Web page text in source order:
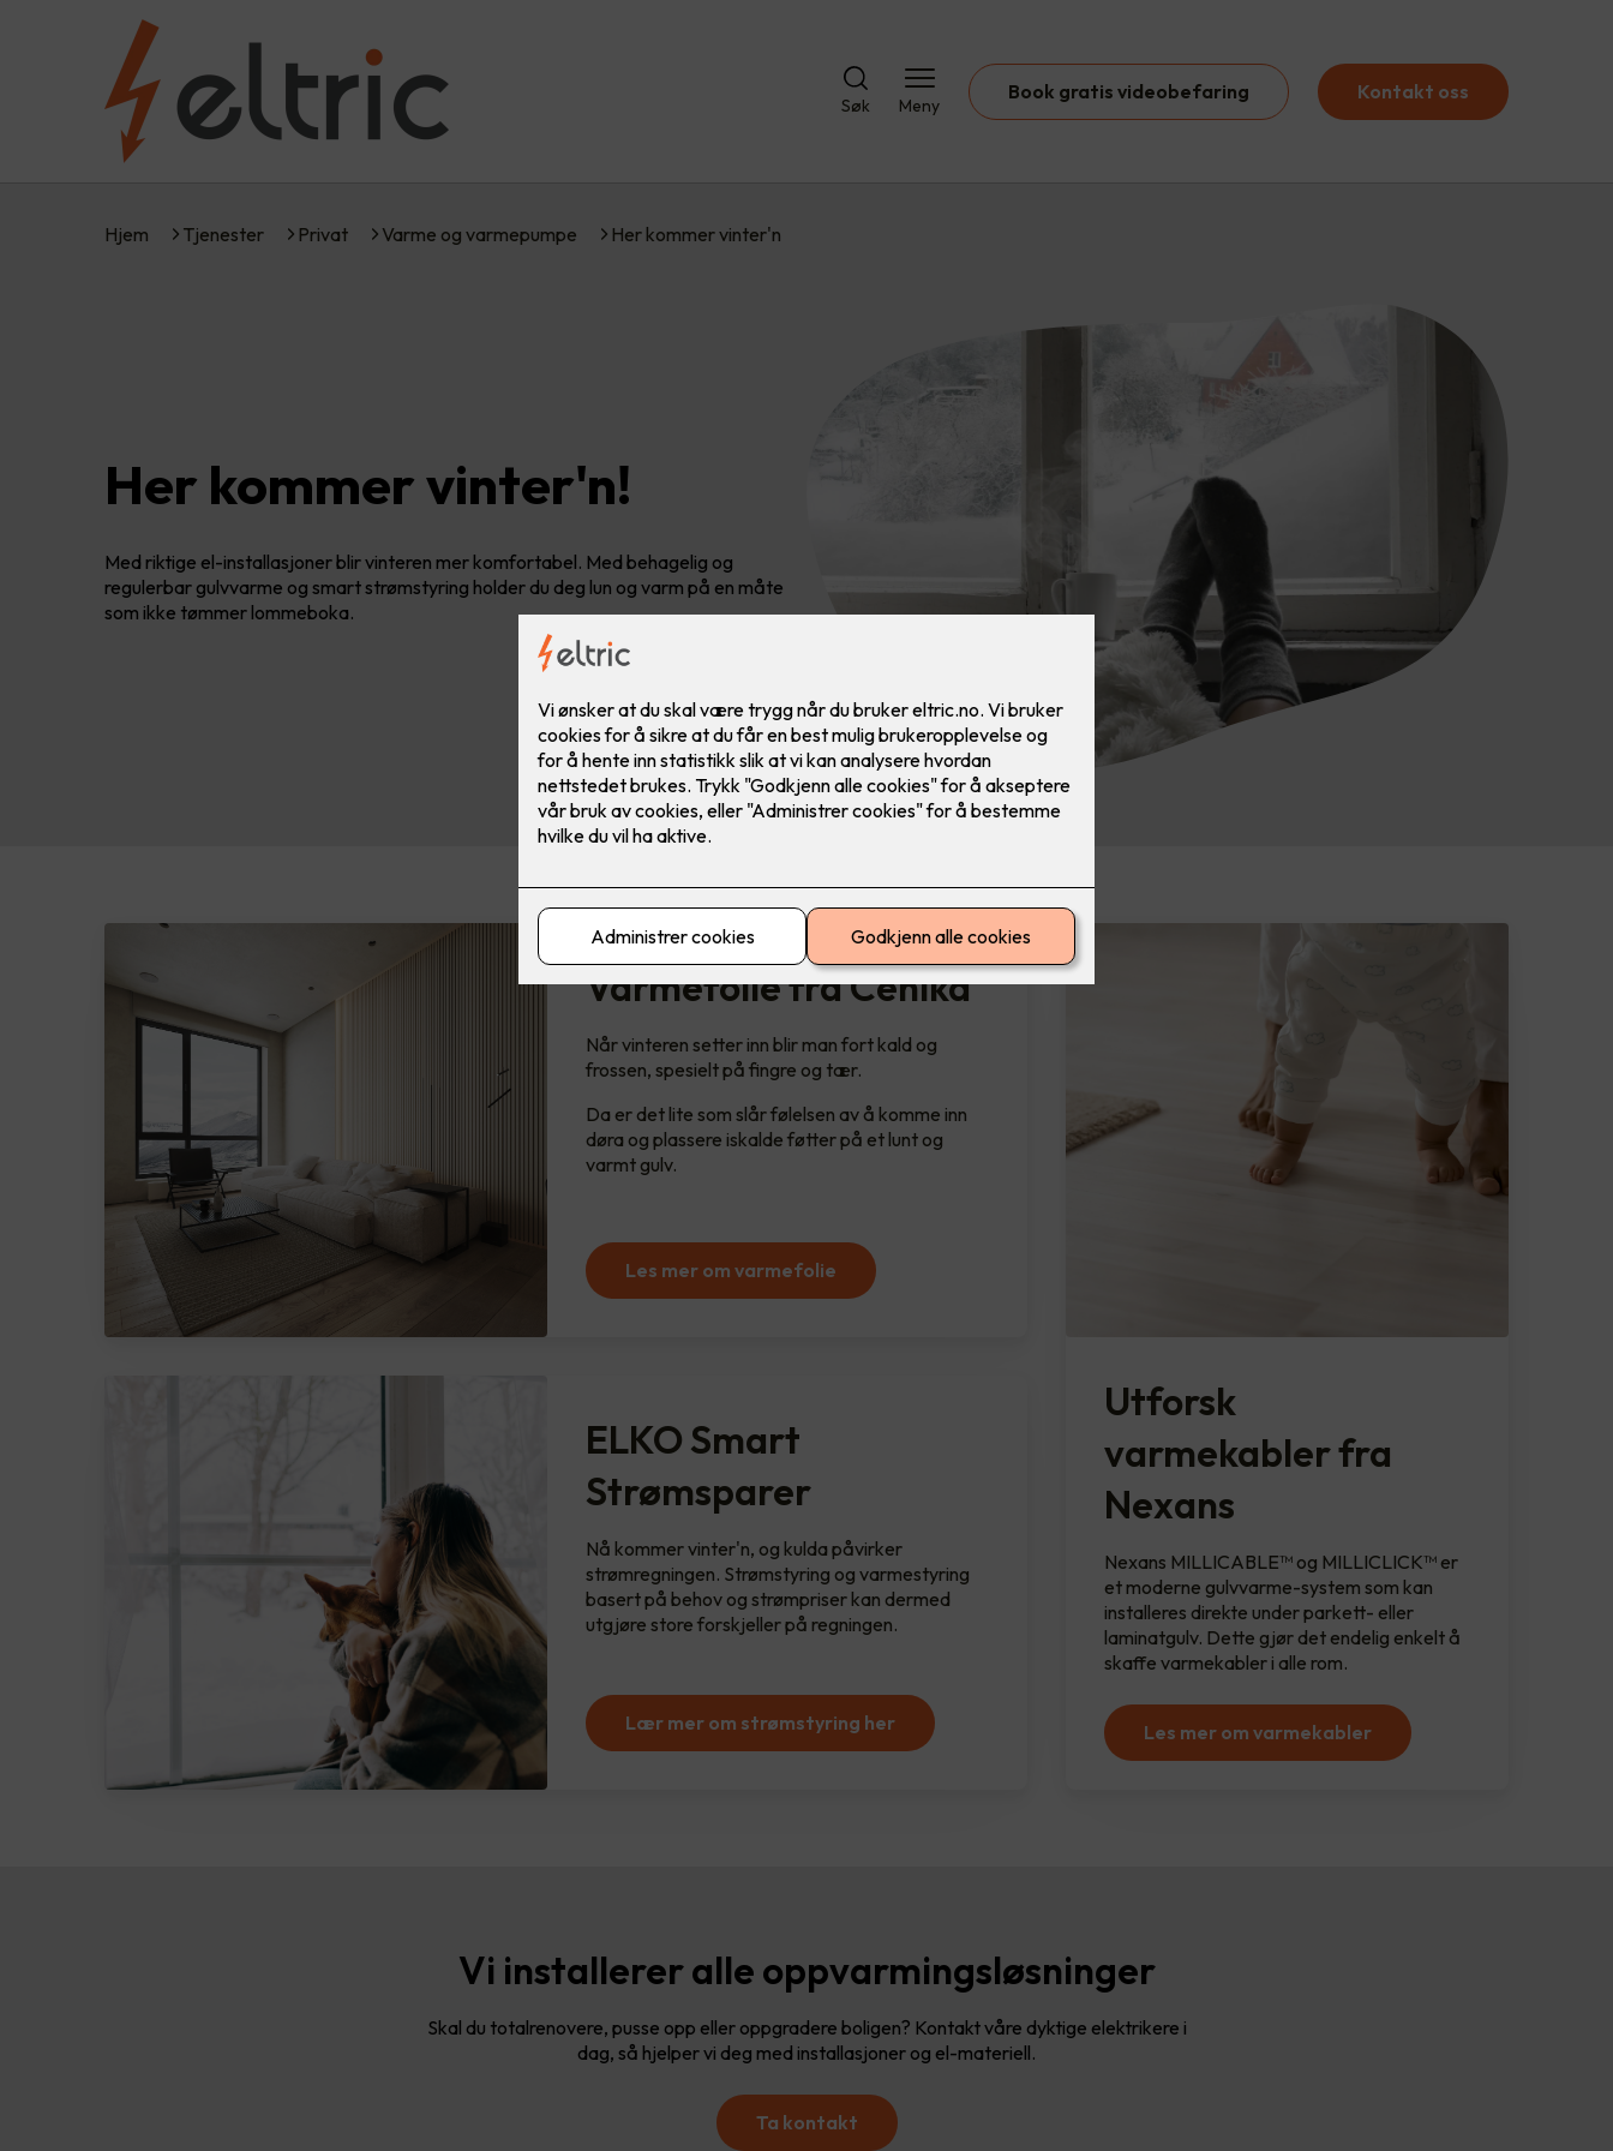
Søk Meny
Book gratis videobefaring Kontakt oss
Hjem Tjenester Privat Varme og varmepumpe Her kommer vinter'n
Her kommer vinter'n!
Med riktige el-installasjoner blir vinteren mer komfortabel. Med behagelig og
regulerbar gulvvarme og smart strømstyring holder du deg lun og varm på en måte
som ikke tømmer lommeboka.
Varmefolie fra Cenika
Når vinteren setter inn blir man fort kald og
frossen, spesielt på fingre og tær.
Da er det lite som slår følelsen av å komme inn
døra og plassere iskalde føtter på et lunt og
varmt gulv.
Les mer om varmefolie
Utforsk
varmekabler fra
Nexans
Nexans MILLICABLE™ og MILLICLICK™ er
et moderne gulvvarme-system som kan
installeres direkte under parkett- eller
laminatgulv. Dette gjør det endelig enkelt å
skaffe varmekabler i alle rom.
Les mer om varmekabler
ELKO Smart
Strømsparer
Nå kommer vinter'n, og kulda påvirker
strømregningen. Strømstyring og varmestyring
basert på behov og strømpriser kan dermed
utgjøre store forskjeller på regningen.
Lær mer om strømstyring her
Vi installerer alle oppvarmingsløsninger
Skal du totalrenovere, pusse opp eller oppgradere boligen? Kontakt våre dyktige elektrikere i
dag, så hjelper vi deg med installasjoner og el-materiell.
Ta kontakt